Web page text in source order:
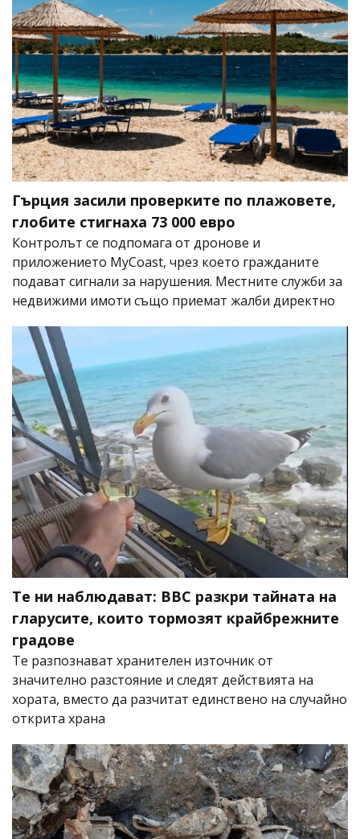
Гърция засили проверките по плажовете,
глобите стигнаха 73 000 евро
Контролът се подпомага от дронове и
приложението MyCoast, чрез което гражданите
подават сигнали за нарушения. Местните служби за
недвижими имоти също приемат жалби директно
Те ни наблюдават: BBC разкри тайната на
гларусите, които тормозят крайбрежните
градове
Те разпознават хранителен източник от
значително разстояние и следят действията на
хората, вместо да разчитат единствено на случайно
открита храна